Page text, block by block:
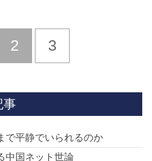
2 3
事
で平静でいられるのか
中国ネット世論